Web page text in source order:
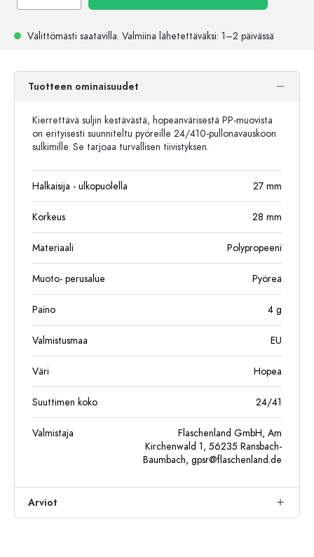
Välittömästi saatavilla. Valmiina lähetettäväksi: 1–2 päivässä
Tuotteen ominaisuudet
Kierrettävä suljin kestävästä, hopeanvärisestä PP-muovista
on erityisesti suunniteltu pyöreille 24/410-pullonavauskoon
sulkimille. Se tarjoaa turvallisen tiivistyksen.
Halkaisija - ulkopuolella 27 mm
Korkeus 28 mm
Materiaali Polypropeeni
Muoto- perusalue Pyöreä
Paino 4 g
Valmistusmaa EU
Väri Hopea
Suuttimen koko 24/41
Valmistaja
Flaschenland GmbH, Am
Kirchenwald 1, 56235 Ransbach-
Baumbach, gpsr@flaschenland.de
Arviot